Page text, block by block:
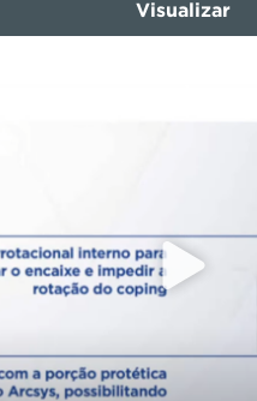
Visualizar